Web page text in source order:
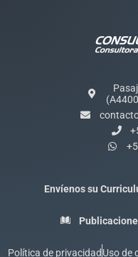
Envíenos su
Política de privacidad Uso de